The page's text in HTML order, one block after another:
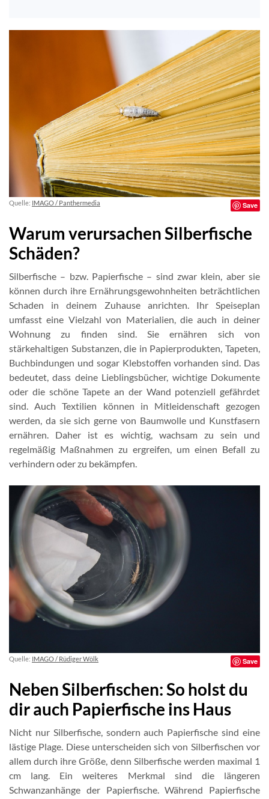
Quelle: IMAGO / Panthermedia Save
Warum verursachen Silberfische
Schäden?
Silberfische – bzw. Papierfische – sind zwar klein, aber sie
können durch ihre Ernährungsgewohnheiten beträchtlichen
Schaden in deinem Zuhause anrichten. Ihr Speiseplan
umfasst eine Vielzahl von Materialien, die auch in deiner
Wohnung zu finden sind. Sie ernähren sich von
stärkehaltigen Substanzen, die in Papierprodukten, Tapeten,
Buchbindungen und sogar Klebstoffen vorhanden sind. Das
bedeutet, dass deine Lieblingsbücher, wichtige Dokumente
oder die schöne Tapete an der Wand potenziell gefährdet
sind. Auch Textilien können in Mitleidenschaft gezogen
werden, da sie sich gerne von Baumwolle und Kunstfasern
ernähren. Daher ist es wichtig, wachsam zu sein und
regelmäßig Maßnahmen zu ergreifen, um einen Befall zu
verhindern oder zu bekämpfen.
Quelle: IMAGO / Rüdiger Wölk Save
Neben Silberfischen: So holst du
dir auch Papierfische ins Haus
Nicht nur Silberfische, sondern auch Papierfische sind eine
lästige Plage. Diese unterscheiden sich von Silberfischen vor
allem durch ihre Größe, denn Silberfische werden maximal 1
cm lang. Ein weiteres Merkmal sind die längeren
Schwanzanhänge der Papierfische. Während Papierfische